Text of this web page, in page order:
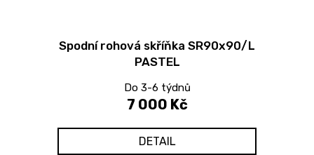
Spodní rohová skříňka SR90x90/L
PASTEL
Do 3-6 týdnů
7 000 Kč
DETAIL